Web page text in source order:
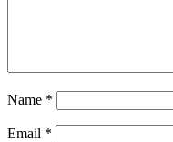
Name *
Email *